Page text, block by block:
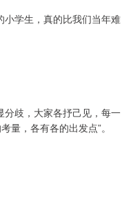
学生，真的比我们当年难
歧，大家各抒己见，每一
量，各有各的出发点”。